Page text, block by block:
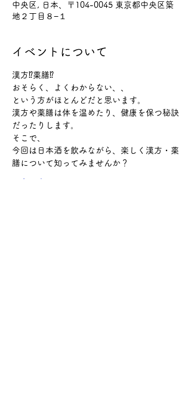
中央区, 日本、〒104-0045 東京都中央区築
地２丁目８−１
イベントについて
漢方⁉️薬膳⁉️
おそらく、よくわからない、、
という方がほとんどだと思います。
漢方や薬膳は体を温めたり、健康を保つ秘訣
だったりします。
そこで、
今回は日本酒を飲みながら、楽しく漢方・薬
膳について知ってみませんか？